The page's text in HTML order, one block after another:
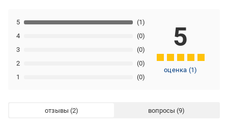
1 (0)
2 (0)
3 (0)
4 (0)
5 (1)
5
оценка (1)
отзывы вопросы